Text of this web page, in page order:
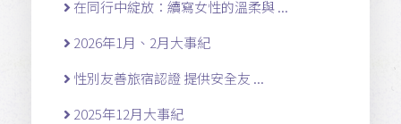
在同行中綻放：續寫女性的溫柔與 ...
2026年1月、2月大事紀
性別友善旅宿認證 提供安全友 ...
2025年12月大事紀